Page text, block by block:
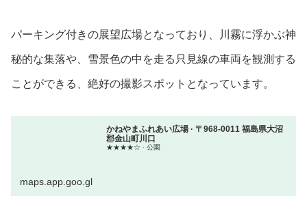
パーキング付きの展望広場となっており、川霧に浮かぶ神
秘的な集落や、雪景色の中を走る只見線の車両を観測する
ことができる、絶好の撮影スポットとなっています。
かねやまふれあい広場 · 〒968-0011 福島県大沼
郡金山町川口
★★★★☆ · 公園
maps.app.goo.gl